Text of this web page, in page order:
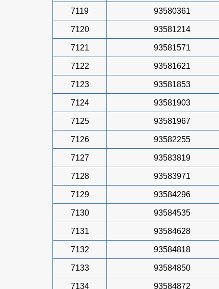
7119 93580361
7120 93581214
7121 93581571
7122 93581621
7123 93581853
7124 93581903
7125 93581967
7126 93582255
7127 93583819
7128 93583971
7129 93584296
7130 93584535
7131 93584628
7132 93584818
7133 93584850
7134 93584872